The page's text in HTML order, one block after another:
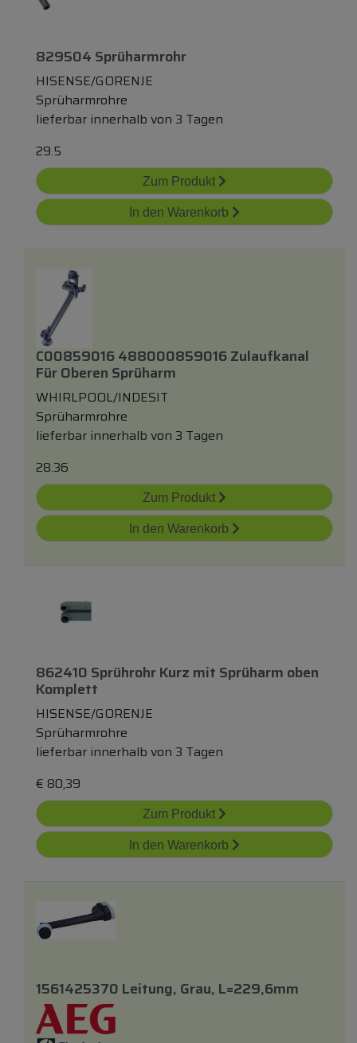
829504 Sprüharmrohr
HISENSE/GORENJE
Sprüharmrohre
lieferbar innerhalb von 3 Tagen
29.5
Zum Produkt
In den Warenkorb
C00859016 488000859016 Zulaufkanal
Für Oberen Sprüharm
WHIRLPOOL/INDESIT
Sprüharmrohre
lieferbar innerhalb von 3 Tagen
28.36
Zum Produkt
In den Warenkorb
862410 Sprührohr Kurz mit Sprüharm oben
Komplett
HISENSE/GORENJE
Sprüharmrohre
lieferbar innerhalb von 3 Tagen
€ 80,39
Zum Produkt
In den Warenkorb
1561425370 Leitung, Grau, L=229,6mm